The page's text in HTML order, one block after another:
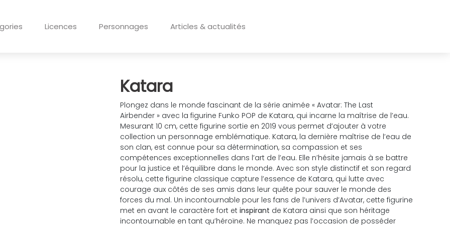
Licences Personnages Articles & actualités
Katara
Plongez dans le monde fascinant de la série animée « Avatar: The Last
Airbender » avec la figurine Funko POP de Katara, qui incarne la maîtrise de l’eau.
Mesurant 10 cm, cette figurine sortie en 2019 vous permet d’ajouter à votre
collection un personnage emblématique. Katara, la dernière maîtrise de l’eau de
son clan, est connue pour sa détermination, sa compassion et ses
compétences exceptionnelles dans l’art de l’eau. Elle n’hésite jamais à se battre
pour la justice et l’équilibre dans le monde. Avec son style distinctif et son regard
résolu, cette figurine classique capture l’essence de Katara, qui lutte avec
courage aux côtés de ses amis dans leur quête pour sauver le monde des
forces du mal. Un incontournable pour les fans de l’univers d’Avatar, cette figurine
met en avant le caractère fort et inspirant de Katara ainsi que son héritage
incontournable en tant qu’héroïne. Ne manquez pas l’occasion de posséder